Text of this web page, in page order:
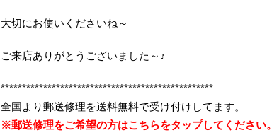
大切にお使いくださいね～
ご来店ありがとうございました～♪
**************************************************
全国より郵送修理を送料無料で受け付けしてます。
※郵送修理をご希望の方はこちらをタップしてください。